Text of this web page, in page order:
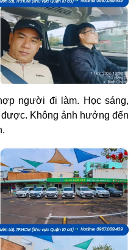
người đi làm. Học sáng,
Không ảnh hưởng đến